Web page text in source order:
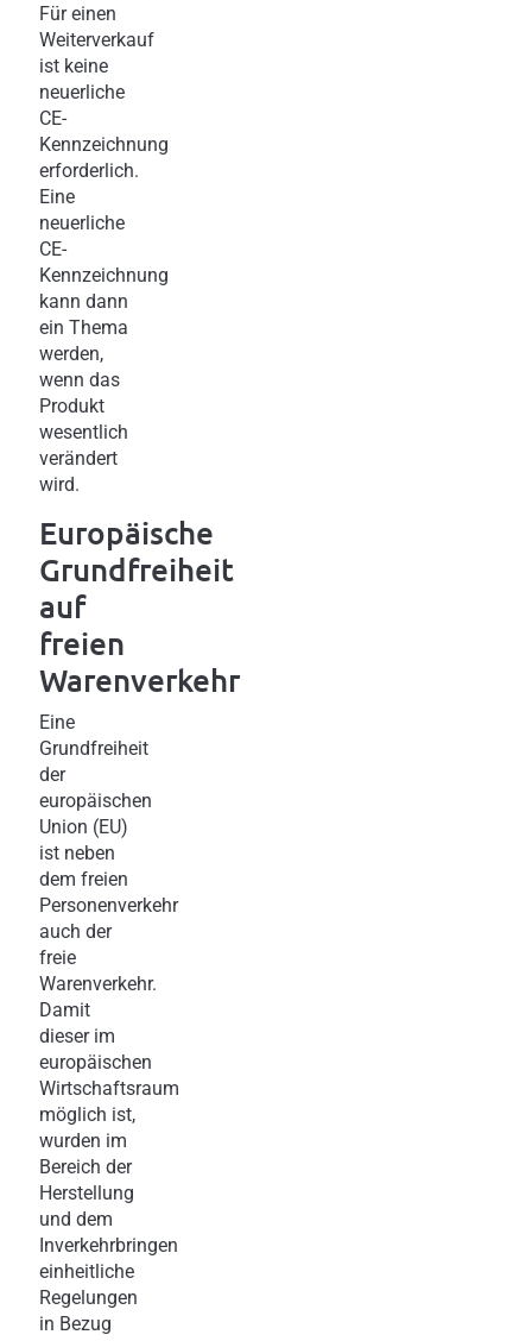
Für einen
Weiterverkauf
ist keine
neuerliche
CE-
Kennzeichnung
erforderlich.
Eine
neuerliche
CE-
Kennzeichnung
kann dann
ein Thema
werden,
wenn das
Produkt
wesentlich
verändert
wird.
Europäische
Grundfreiheit
auf
freien
Warenverkehr
Eine
Grundfreiheit
der
europäischen
Union (EU)
ist neben
dem freien
Personenverkehr
auch der
freie
Warenverkehr.
Damit
dieser im
europäischen
Wirtschaftsraum
möglich ist,
wurden im
Bereich der
Herstellung
und dem
Inverkehrbringen
einheitliche
Regelungen
in Bezug